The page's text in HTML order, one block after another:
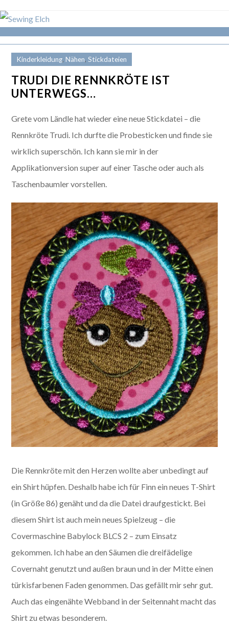
Kinderkleidung,Nähen,Stickdateien
TRUDI DIE RENNKRÖTE IST
UNTERWEGS…
Grete vom Ländle hat wieder eine neue Stickdatei – die
Rennkröte Trudi. Ich durfte die Probesticken und finde sie
wirklich superschön. Ich kann sie mir in der
Applikationversion super auf einer Tasche oder auch als
Taschenbaumler vorstellen.
Die Rennkröte mit den Herzen wollte aber unbedingt auf
ein Shirt hüpfen. Deshalb habe ich für Finn ein neues T-Shirt
(in Größe 86) genäht und da die Datei draufgestickt. Bei
diesem Shirt ist auch mein neues Spielzeug – die
Covermaschine Babylock BLCS 2 – zum Einsatz
gekommen. Ich habe an den Säumen die dreifädelige
Covernaht genutzt und außen braun und in der Mitte einen
türkisfarbenen Faden genommen. Das gefällt mir sehr gut.
Auch das eingenähte Webband in der Seitennaht macht das
Shirt zu etwas besonderem.